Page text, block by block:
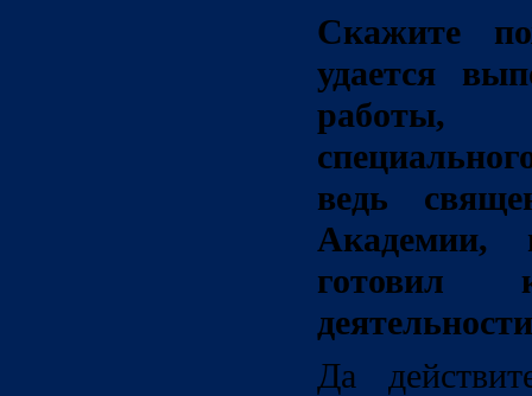
Скажите
удается
работы,
ведь
Да